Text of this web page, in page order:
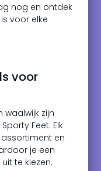
nog en ontdek
voor elke
voor
waalwijk zijn
Feet. Elk
en
je een
te kiezen.